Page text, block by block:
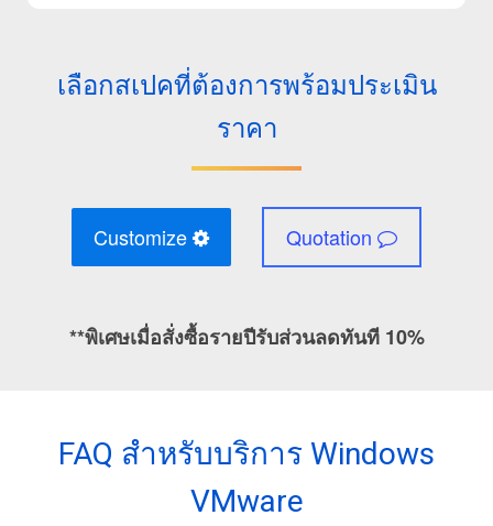
เลือกสเปคที่ต้องการพร้อมประเมิน
ราคา
Customize Quotation
**พิเศษเมื่อสั่งซื้อรายปีรับส่วนลดทันที 10%
FAQ สำหรับบริการ Windows
VMware